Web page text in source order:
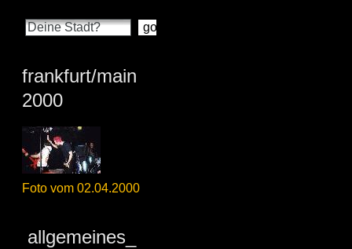
frankfurt/main
2000
Foto vom 02.04.2000
allgemeines_